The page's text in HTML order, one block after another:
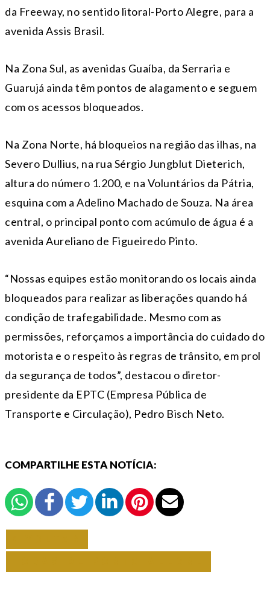
da Freeway, no sentido litoral-Porto Alegre, para a
avenida Assis Brasil.
Na Zona Sul, as avenidas Guaíba, da Serraria e
Guarujá ainda têm pontos de alagamento e seguem
com os acessos bloqueados.
Na Zona Norte, há bloqueios na região das ilhas, na
Severo Dullius, na rua Sérgio Jungblut Dieterich,
altura do número 1.200, e na Voluntários da Pátria,
esquina com a Adelino Machado de Souza. Na área
central, o principal ponto com acúmulo de água é a
avenida Aureliano de Figueiredo Pinto.
“Nossas equipes estão monitorando os locais ainda
bloqueados para realizar as liberações quando há
condição de trafegabilidade. Mesmo com as
permissões, reforçamos a importância do cuidado do
motorista e o respeito às regras de trânsito, em prol
da segurança de todos”, destacou o diretor-
presidente da EPTC (Empresa Pública de
Transporte e Circulação), Pedro Bisch Neto.
COMPARTILHE ESTA NOTÍCIA: